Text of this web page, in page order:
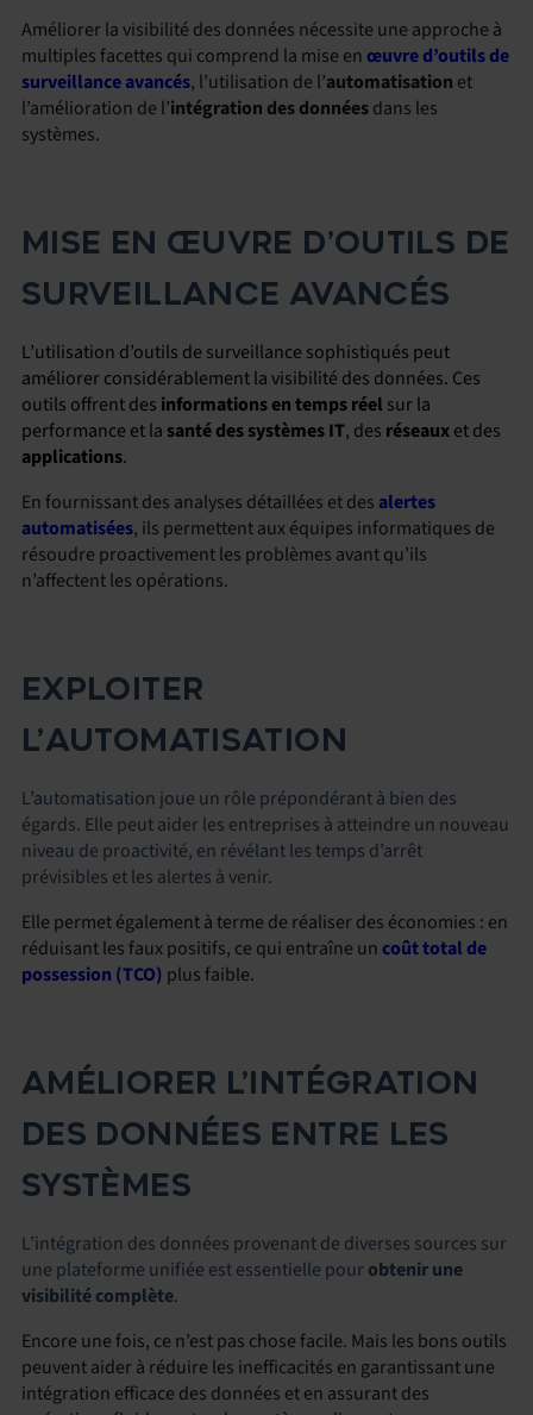
Améliorer la visibilité des données nécessite une approche à
multiples facettes qui comprend la mise enœuvre d’outils de
surveillance avancés, l’utilisation de l’automatisation et
l’amélioration de l’intégration des donnéesdans les
systèmes.
MISE EN ŒUVRE D’OUTILS DE
SURVEILLANCE AVANCÉS
L’utilisation d’outils de surveillance sophistiqués peut
améliorer considérablement la visibilité des données. Ces
outils offrent des informations en temps réel sur la
performance et la santé des systèmes IT, des réseauxet des
applications.
En fournissant des analyses détaillées et des alertes
automatisées, ils permettent aux équipes informatiques de
résoudre proactivement les problèmes avant qu’ils
n’affectent les opérations.
EXPLOITER
L’AUTOMATISATION
L’automatisation joue un rôle prépondérant à bien des
égards. Elle peut aider les entreprises à atteindre un nouveau
niveau de proactivité, en révélant les temps d’arrêt
prévisibles et les alertes à venir.
Elle permet également à terme de réaliser des économies : en
réduisant les faux positifs, ce qui entraîne uncoût total de
possession (TCO) plus faible.
AMÉLIORER L’INTÉGRATION
DES DONNÉES ENTRE LES
SYSTÈMES
L’intégration des données provenant de diverses sources sur
une plateforme unifiée est essentielle pour obtenir une
visibilité complète.
Encore une fois, ce n’est pas chose facile. Mais les bons outils
peuvent aider à réduire les inefficacités en garantissant une
intégration efficace des données et en assurant des